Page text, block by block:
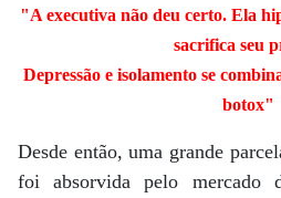
"A executiva não deu certo. Ela
sacrifica seu
Depressão e isolamento se
botox"
Desde então, uma grande
foi absorvida pelo mercado